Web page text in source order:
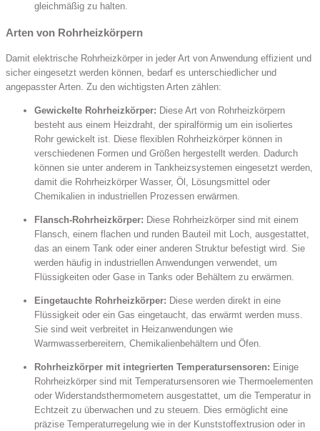
gleichmäßig zu halten.
Arten von Rohrheizkörpern
Damit elektrische Rohrheizkörper in jeder Art von Anwendung effizient und
sicher eingesetzt werden können, bedarf es unterschiedlicher und
angepasster Arten. Zu den wichtigsten Arten zählen:
Gewickelte Rohrheizkörper: Diese Art von Rohrheizkörpern
besteht aus einem Heizdraht, der spiralförmig um ein isoliertes
Rohr gewickelt ist. Diese flexiblen Rohrheizkörper können in
verschiedenen Formen und Größen hergestellt werden. Dadurch
können sie unter anderem in Tankheizsystemen eingesetzt werden,
damit die Rohrheizkörper Wasser, Öl, Lösungsmittel oder
Chemikalien in industriellen Prozessen erwärmen.
Flansch-Rohrheizkörper: Diese Rohrheizkörper sind mit einem
Flansch, einem flachen und runden Bauteil mit Loch, ausgestattet,
das an einem Tank oder einer anderen Struktur befestigt wird. Sie
werden häufig in industriellen Anwendungen verwendet, um
Flüssigkeiten oder Gase in Tanks oder Behältern zu erwärmen.
Eingetauchte Rohrheizkörper: Diese werden direkt in eine
Flüssigkeit oder ein Gas eingetaucht, das erwärmt werden muss.
Sie sind weit verbreitet in Heizanwendungen wie
Warmwasserbereitern, Chemikalienbehältern und Öfen.
Rohrheizkörper mit integrierten Temperatursensoren: Einige
Rohrheizkörper sind mit Temperatursensoren wie Thermoelementen
oder Widerstandsthermometern ausgestattet, um die Temperatur in
Echtzeit zu überwachen und zu steuern. Dies ermöglicht eine
präzise Temperaturregelung wie in der Kunststoffextrusion oder in